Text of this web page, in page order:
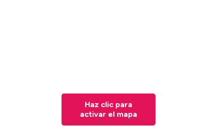
Haz clic para
activar el mapa